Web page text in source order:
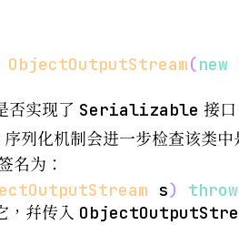
ObjectOutputStream(new
否实现了 Serializable 接口
序列化机制会进一步检查该类
名为：
s)
，并传入